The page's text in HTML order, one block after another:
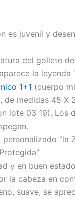
es juvenil y
del gollete
la leyenda
1+1 (cuerpo
de medidas 45 X
lote 03 19). Los
“la
y en buen
la cabeza en
suave, se